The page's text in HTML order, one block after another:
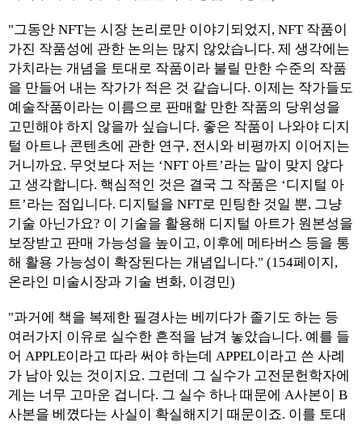
"그동안 NFT는 시장 논리로만 이야기되었지, NFT 작품이
가진 작품성에 관한 논의는 많지 않았습니다. 제 생각에는
가치라는 개념을 토대로 작품이라 불릴 만한 수준의 작품
을 만들어 내는 작가가 적은 것 같습니다. 이제는 작가들도
예술작품이라는 이름으로 판매할 만한 작품의 당위성을
고민해야 하지 않을까 싶습니다. 좋은 작품이 나와야 디지
털 아트나 콘텐츠에 관한 연구, 전시와 비평까지 이어지는
거니까요. 무엇보다 저는 ‘NFT 아트’라는 말이 맞지 않다
고 생각합니다. 핵심적인 것은 결국 그 작품은 ‘디지털 아
트’라는 점입니다. 디지털을 NFT로 민팅한 것일 뿐, 그냥
기술 아닌가요? 이 기술을 활용해 디지털 아트가 원본성을
보장받고 판매 가능성을 높이고, 이후에 메타버스 등을 통
해 활용 가능성이 확장된다는 개념입니다." (154페이지,
온라인 미술시장과 기술 변화, 이경민)
"과거에 책을 복제한 필경사는 베끼다가 졸기도 하는 등
여러가지 이유로 실수한 흔적을 남겨 놓았습니다. 예를 들
어 APPLE이라고 따라 써야 하는데 APPEL이라고 쓴 사례
가 남아 있는 것이지요. 그런데 그 실수가 고전문헌학자에
게는 너무 고마운 겁니다. 그 실수 하나 때문에 A사본이 B
사본을 베꼈다는 사실이 확실해지기 때문이죠. 이를 토대